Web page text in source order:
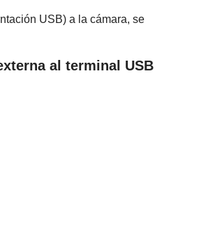
USB) a la cámara, se
al terminal USB